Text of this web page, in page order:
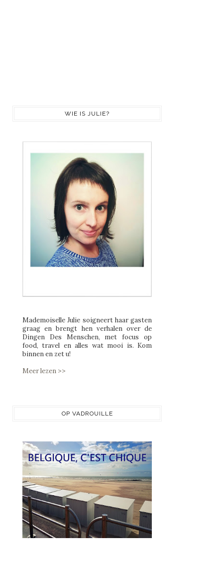
WIE IS JULIE?
Mademoiselle Julie soigneert haar gasten
graag en brengt hen verhalen over de
Dingen Des Menschen, met focus op
food, travel en alles wat mooi is. Kom
binnen en zet u!
Meer lezen >>
OP VADROUILLE